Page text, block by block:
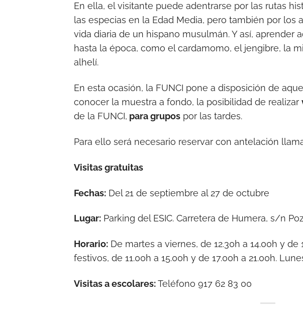
En ella, el visitante puede adentrarse por las rutas
las especias en la Edad Media, pero también por los
vida diaria de un hispano musulmán. Y así, aprender
hasta la época, como el cardamomo, el jengibre, la
alhelí.
En esta ocasión, la FUNCI pone a disposición de
conocer la muestra a fondo, la posibilidad de realizar
de la FUNCI, para grupos por las tardes.
Para ello será necesario reservar con antelación
Visitas gratuitas
Fechas: Del 21 de septiembre al 27 de octubre
Lugar: Parking del ESIC. Carretera de Humera, s/n
Horario: De martes a viernes, de 12.30h a 14.00h y
festivos, de 11.00h a 15.00h y de 17.00h a 21.00h.
Visitas a escolares:Teléfono 917 62 83 00